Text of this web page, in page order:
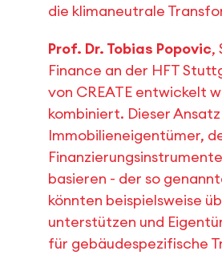
die klimaneutrale
Prof. Dr. Tobias Popovic,
Finance an der HFT
von CREATE entwickelt
kombiniert. Dieser
Immobilieneigentümer,
basieren - der so
könnten beispielsweise
unterstützen und
für gebäudespezifische